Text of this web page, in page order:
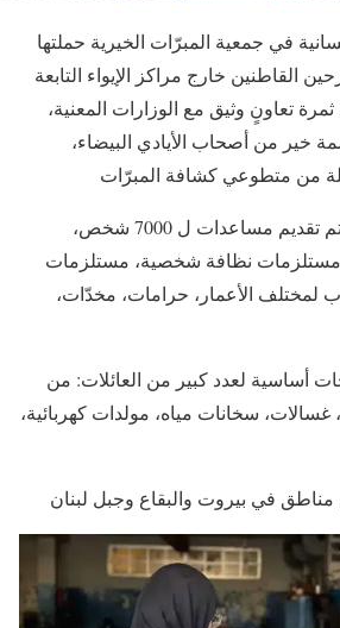
في جمعية المبرّات الخيرية حملتها
القاطنين خارج مراكز الإيواء التابعة
ثمرة تعاونٍ وثيق مع الوزارات المعنية،
خير من أصحاب الأيادي البيضاء،
وبفضل تضافر الجهود، تم تقديم مساعدات ل 7000 شخص،
نظافة شخصية، مستلزمات
لمختلف الأعمار، حرامات، مخدّات،
أساسية لعدد كبير من العائلات: من
غسالات، سخانات مياه، مولدات كهربائية،